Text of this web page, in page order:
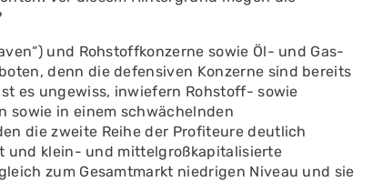
und Rohstoffkonzerne sowie Öl- und Gas-
denn die defensiven Konzerne sind bereits
es ungewiss, inwiefern Rohstoff- sowie
sowie in einem schwächelnden
die zweite Reihe der Profiteure deutlich
und klein- und mittelgroßkapitalisierte
zum Gesamtmarkt niedrigen Niveau und sie